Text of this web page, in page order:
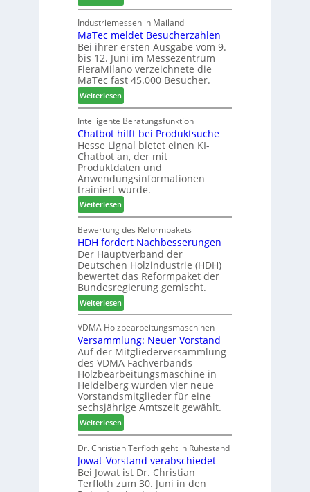
h
r
e
r
ü
r
P
l
a
n
t
a
g
-
F
r
ä
s
e
r
u
n
d
-
V
e
r
b
i
n
e
r
W
e
C
a
r
e
-
A
k
t
i
o
n
s
w
o
c
h
e
n
2
0
2
6
Industriemessen in Mailand
MaTec meldet Besucherzahlen
Bei ihrer ersten Ausgabe vom 9.
bis 12. Juni im Messezentrum
FieraMilano verzeichnete die
MaTec fast 45.000 Besucher.
Weiterlesen:
M
a
T
e
c
m
e
l
d
e
t
B
e
s
u
c
h
r
z
a
h
l
e
n
Intelligente Beratungsfunktion
Chatbot hilft bei Produktsuche
Hesse Lignal bietet einen KI-
Chatbot an, der mit
Produktdaten und
Anwendungsinformationen
trainiert wurde.
Weiterlesen:
C
h
a
t
b
o
t
h
i
l
t
b
e
i
P
r
o
u
k
t
Bewertung des Reformpakets
HDH fordert Nachbesserungen
Der Hauptverband der
Deutschen Holzindustrie (HDH)
bewertet das Reformpaket der
Bundesregierung gemischt.
Weiterlesen:
H
D
H
f
o
r
d
e
r
t
N
a
c
h
b
VDMA Holzbearbeitungsmaschinen
Versammlung: Neuer Vorstand
Auf der Mitgliederversammlung
des VDMA Fachverbands
Holzbearbeitungsmaschine in
Heidelberg wurden vier neue
Vorstandsmitglieder für eine
sechsjährige Amtszeit gewählt.
Weiterlesen:
V
e
r
s
a
Dr. Christian Terfloth geht in Ruhestand
Jowat-Vorstand verabschiedet
Bei Jowat ist Dr. Christian
Terfloth zum 30. Juni in den